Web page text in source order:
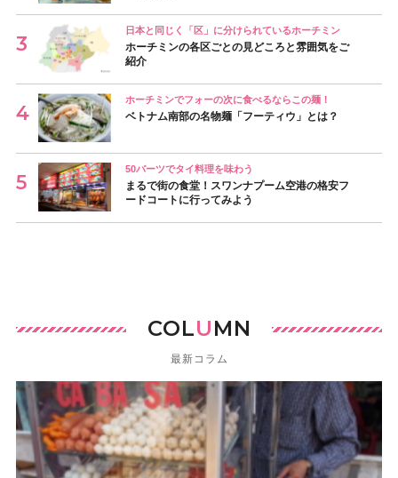
日本と同じく「区」に分けられているホーチミン
ホーチミンの各区ごとの見どころと雰囲気をご
紹介
ホーチミンでフォーの次に食べるならこの麺！
ベトナム南部の名物麺「フーティウ」とは？
50バーツでタイ料理を味わう
まるで街の食堂！スワンナプーム空港の格安フ
ードコートに行ってみよう
COLUMN
最新コラム